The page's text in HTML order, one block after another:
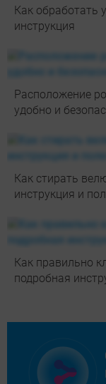
Как обработать
инструкция
Расположение
удобно и
Как стирать
инструкция и
Как правильно
подробная